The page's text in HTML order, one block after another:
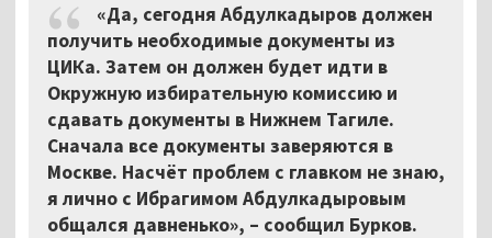
«Да, сегодня Абдулкадыров должен
получить необходимые документы из
ЦИКа. Затем он должен будет идти в
Окружную избирательную комиссию и
сдавать документы в Нижнем Тагиле.
Сначала все документы заверяются в
Москве. Насчёт проблем с главком не знаю,
я лично с Ибрагимом Абдулкадыровым
общался давненько», – сообщил Бурков.